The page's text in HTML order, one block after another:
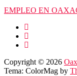
EMPLEO EN
Copyright © 2026
Tema: ColorMag by